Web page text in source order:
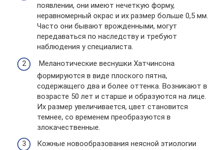
появлении, они имеют нечеткую форму,
неравномерный окрас и их размер больше 0,5 мм.
Часто они бывают врожденными, могут
передаваться по наследству и требуют
наблюдения у специалиста.
Меланотические веснушки Хатчинсона
формируются в виде плоского пятна,
содержащего два и более оттенка. Возникают в
возрасте 50 лет и старше и образуются на лице.
Их размер увеличивается, цвет становится
темнее, со временем преобразуются в
злокачественные.
Кожные новообразования неясной этиологии